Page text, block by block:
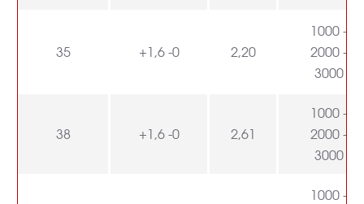
35 +1,6 -0 2,20
1000 -
2000 -
3000
38 +1,6 -0 2,61
1000 -
2000 -
3000
1000 -